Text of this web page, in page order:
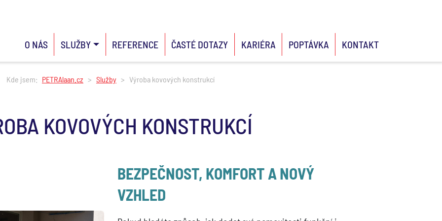
O NÁS SLUŽBY REFERENCE ČASTÉ DOTAZY KARIÉRA POPTÁVKA KONTAKT
Kde jsem: PETRAlaan.cz Služby Výroba kovových konstrukcí
KOVOVÝCH KONSTRUKCÍ
BEZPEČNOST, KOMFORT A NOVÝ
VZHLED